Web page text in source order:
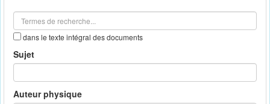
dans le texte intégral des documents
Sujet
Auteur physique